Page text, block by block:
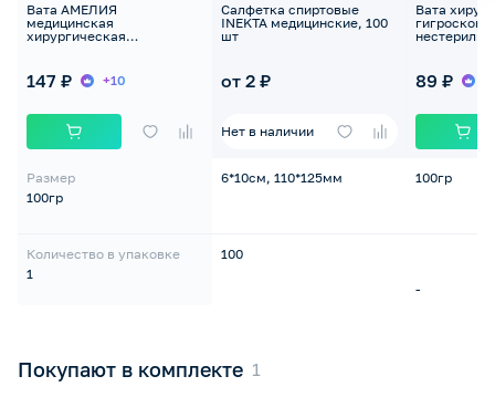
Вата АМЕЛИЯ
медицинская
хирургическая
147 ₽ +10
Размер
100гр
Количество в упаковке
1
Салфетка спиртовые
INEKTA медицинские, 100
шт
от 2 ₽
Нет в наличии
6*10см, 110*125мм
100
Вата
89 ₽
100гр
-
Покупают в комплекте